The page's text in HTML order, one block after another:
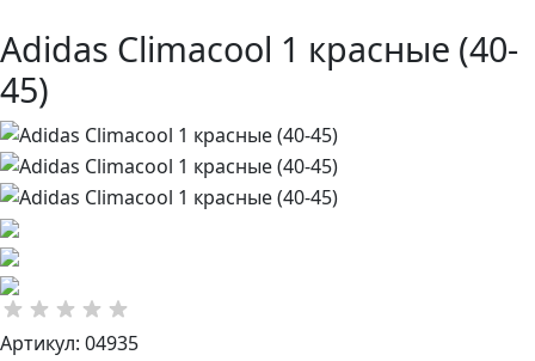
Adidas Climacool 1 красные (40-
45)
Артикул: 04935